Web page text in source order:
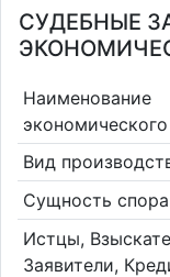
СУДЕБНЫЕ
Наименование
Вид
Сущность спора
Истцы,
Заявители,